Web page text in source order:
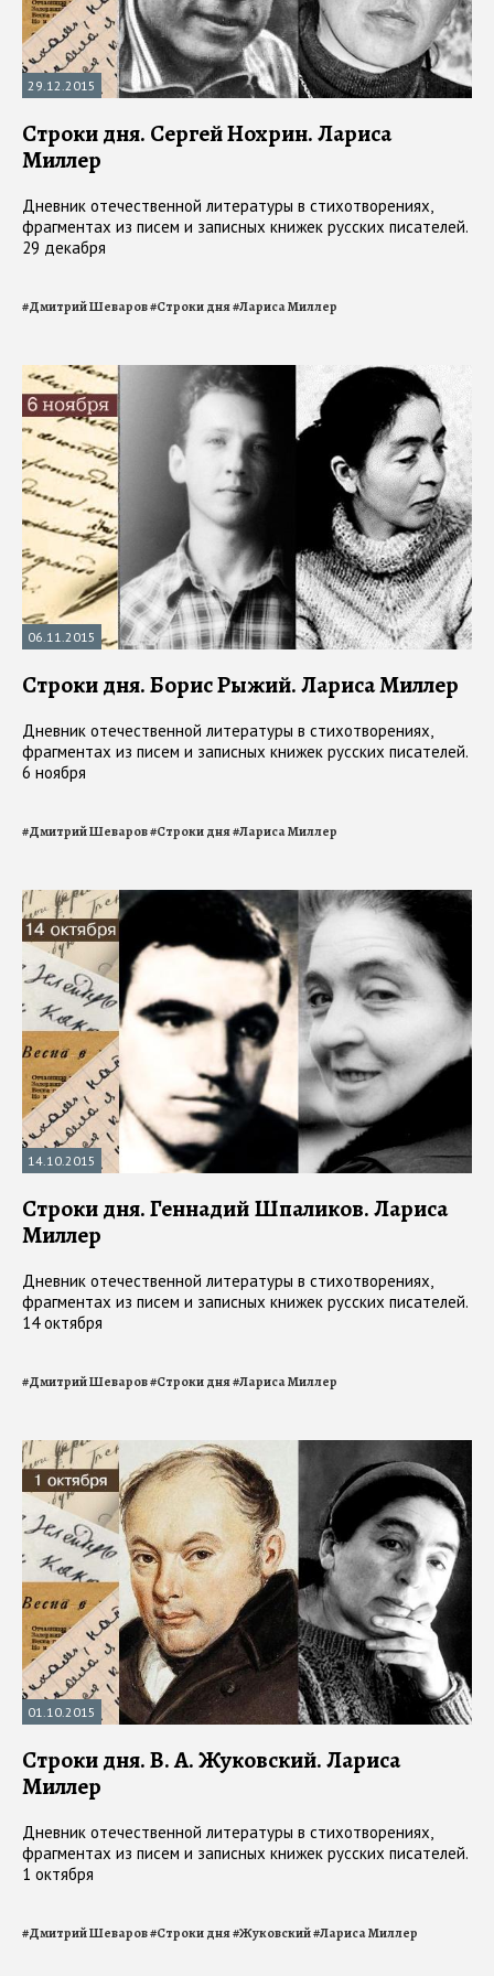
29.12.2015
Строки дня. Сергей Нохрин. Лариса
Миллер
Дневник отечественной литературы в стихотворениях,
фрагментах из писем и записных книжек русских писателей.
29 декабря
#Дмитрий Шеваров#Строки дня#Лариса Миллер
06.11.2015
Строки дня. Борис Рыжий. Лариса Миллер
Дневник отечественной литературы в стихотворениях,
фрагментах из писем и записных книжек русских писателей.
6 ноября
#Дмитрий Шеваров#Строки дня#Лариса Миллер
14.10.2015
Строки дня. Геннадий Шпаликов. Лариса
Миллер
Дневник отечественной литературы в стихотворениях,
фрагментах из писем и записных книжек русских писателей.
14 октября
#Дмитрий Шеваров#Строки дня#Лариса Миллер
01.10.2015
Строки дня. В. А. Жуковский. Лариса
Миллер
Дневник отечественной литературы в стихотворениях,
фрагментах из писем и записных книжек русских писателей.
1 октября
#Дмитрий Шеваров#Строки дня#Жуковский#Лариса Миллер